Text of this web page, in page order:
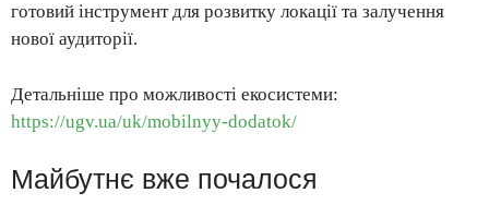
готовий інструмент для розвитку локації та залучення
нової аудиторії.
Детальніше про можливості екосистеми:
https://ugv.ua/uk/mobilnyy-dodatok/
Майбутнє вже почалося